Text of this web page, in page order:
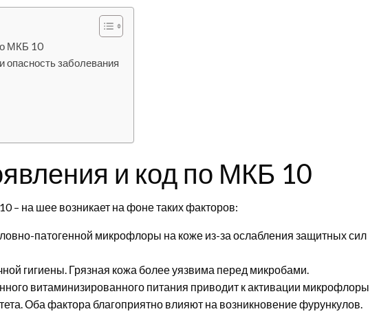
МКБ 10
опасность заболевания
и код по МКБ 10
– на шее возникает на фоне таких факторов:
патогенной микрофлоры на коже из-за ослабления защитных сил
гигиены. Грязная кожа более уязвима перед микробами.
витаминизированного питания приводит к активации микрофлоры
Оба фактора благоприятно влияют на возникновение фурункулов.